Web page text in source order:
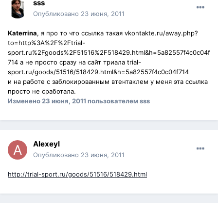
sss
Опубликовано 23 июня, 2011
Katerrina, я про то что ссылка такая vkontakte.ru/away.php?
to=http%3A%2F%2Ftrial-
sport.ru%2Fgoods%2F51516%2F518429.html&h=5a82557f4c0c04f
714 а не просто сразу на сайт триала trial-
sport.ru/goods/51516/518429.html&h=5a82557f4c0c04f714
и на работе с заблокированным втентаклем у меня эта ссылка
просто не сработала.
Изменено23 июня, 2011 пользователем sss
Alexeyl
Опубликовано 23 июня, 2011
http://trial-sport.ru/goods/51516/518429.html